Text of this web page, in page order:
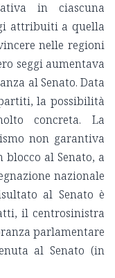
in ciascuna
attribuiti a quella
nelle regioni
seggi aumentava
al Senato. Data
la possibilità
concreta. La
non garantiva
blocco al Senato, a
nazionale
al Senato è
il centrosinistra
parlamentare
al Senato (in